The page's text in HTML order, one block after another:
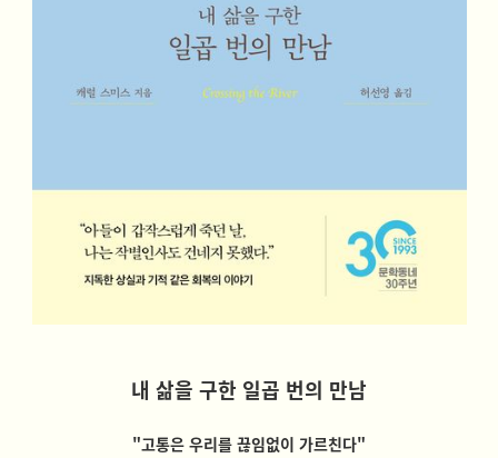
내 삶을 구한 일곱 번의 만남
"고통은 우리를 끊임없이 가르친다"